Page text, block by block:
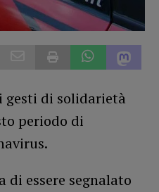
gesti di solidarietà
periodo di
di essere segnalato